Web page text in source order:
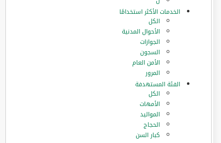
الخدمات الأكثر استخدامًا
الكل
الأحوال المدنية
الجوازات
السجون
الأمن العام
المرور
الفئة المستهدفة
الكل
الأمهات
المواليد
الحجاج
كبار السن